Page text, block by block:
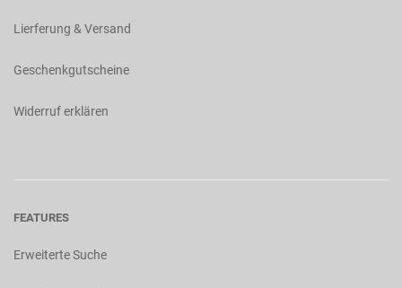
Lierferung & Versand
Geschenkgutscheine
Widerruf erklären
FEATURES
Erweiterte Suche